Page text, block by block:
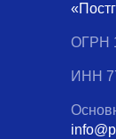
ОГРН
ИНН